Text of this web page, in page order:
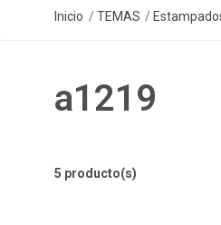
Inicio TEMAS
a1219
5 producto(s)